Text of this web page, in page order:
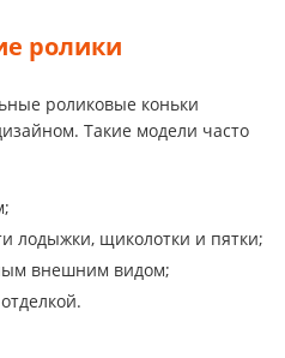
ролики
роликовые коньки
Такие модели часто
лодыжки, щиколотки и пятки;
внешним видом;